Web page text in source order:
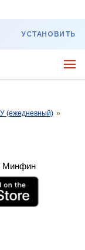
УСТАНОВИТЬ
(ежедневный) »
Минфин